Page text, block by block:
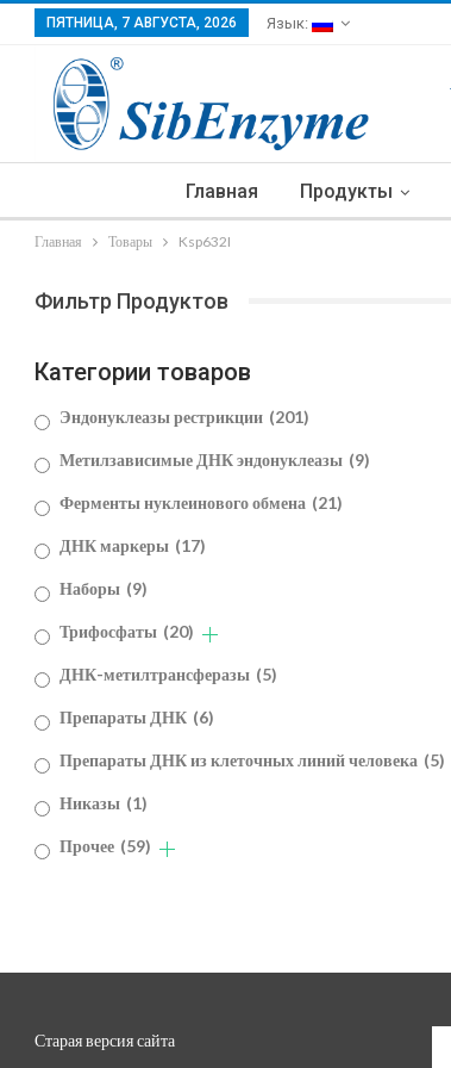
ПЯТНИЦА, 7 АВГУСТА, 2026 Язык:
Главная Продукты
Главная Товары Ksp632I
Фильтр Продуктов
Категории товаров
Эндонуклеазы рестрикции (201)
Метилзависимые ДНК эндонуклеазы (9)
Ферменты нуклеинового обмена (21)
ДНК маркеры (17)
Наборы (9)
Трифосфаты (20)
ДНК-метилтрансферазы (5)
Препараты ДНК (6)
Препараты ДНК из клеточных линий человека (5)
Никазы (1)
Прочее (59)
Старая версия сайта